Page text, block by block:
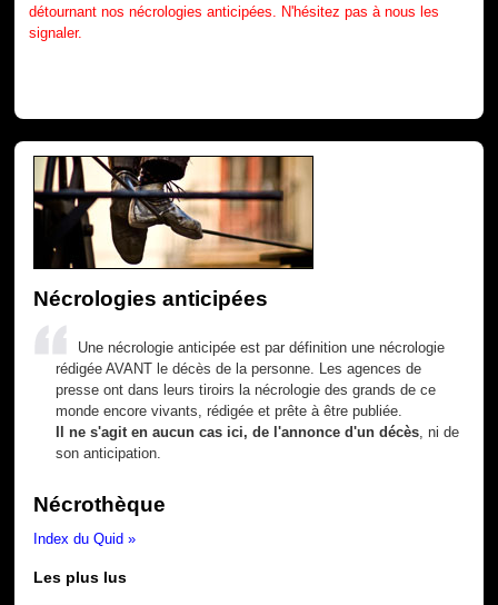
détournant nos nécrologies anticipées. N'hésitez pas à nous les
signaler.
Nécrologies anticipées
Une nécrologie anticipée est par définition une nécrologie
rédigée AVANT le décès de la personne. Les agences de
presse ont dans leurs tiroirs la nécrologie des grands de ce
monde encore vivants, rédigée et prête à être publiée.
Il ne s'agit en aucun cas ici, de l'annonce d'un décès , ni de
son anticipation.
Nécrothèque
Index du Quid »
Les plus lus